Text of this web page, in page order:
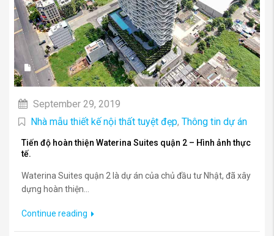
September 29, 2019
Nhà mẫu thiết kế nội thất tuyệt đẹp, Thông tin dự án
Tiến độ hoàn thiện Waterina Suites quận 2 – Hình ảnh thực
tế.
Waterina Suites quận 2 là dự án của chủ đầu tư Nhật, đã xây
dựng hoàn thiện...
Continue reading